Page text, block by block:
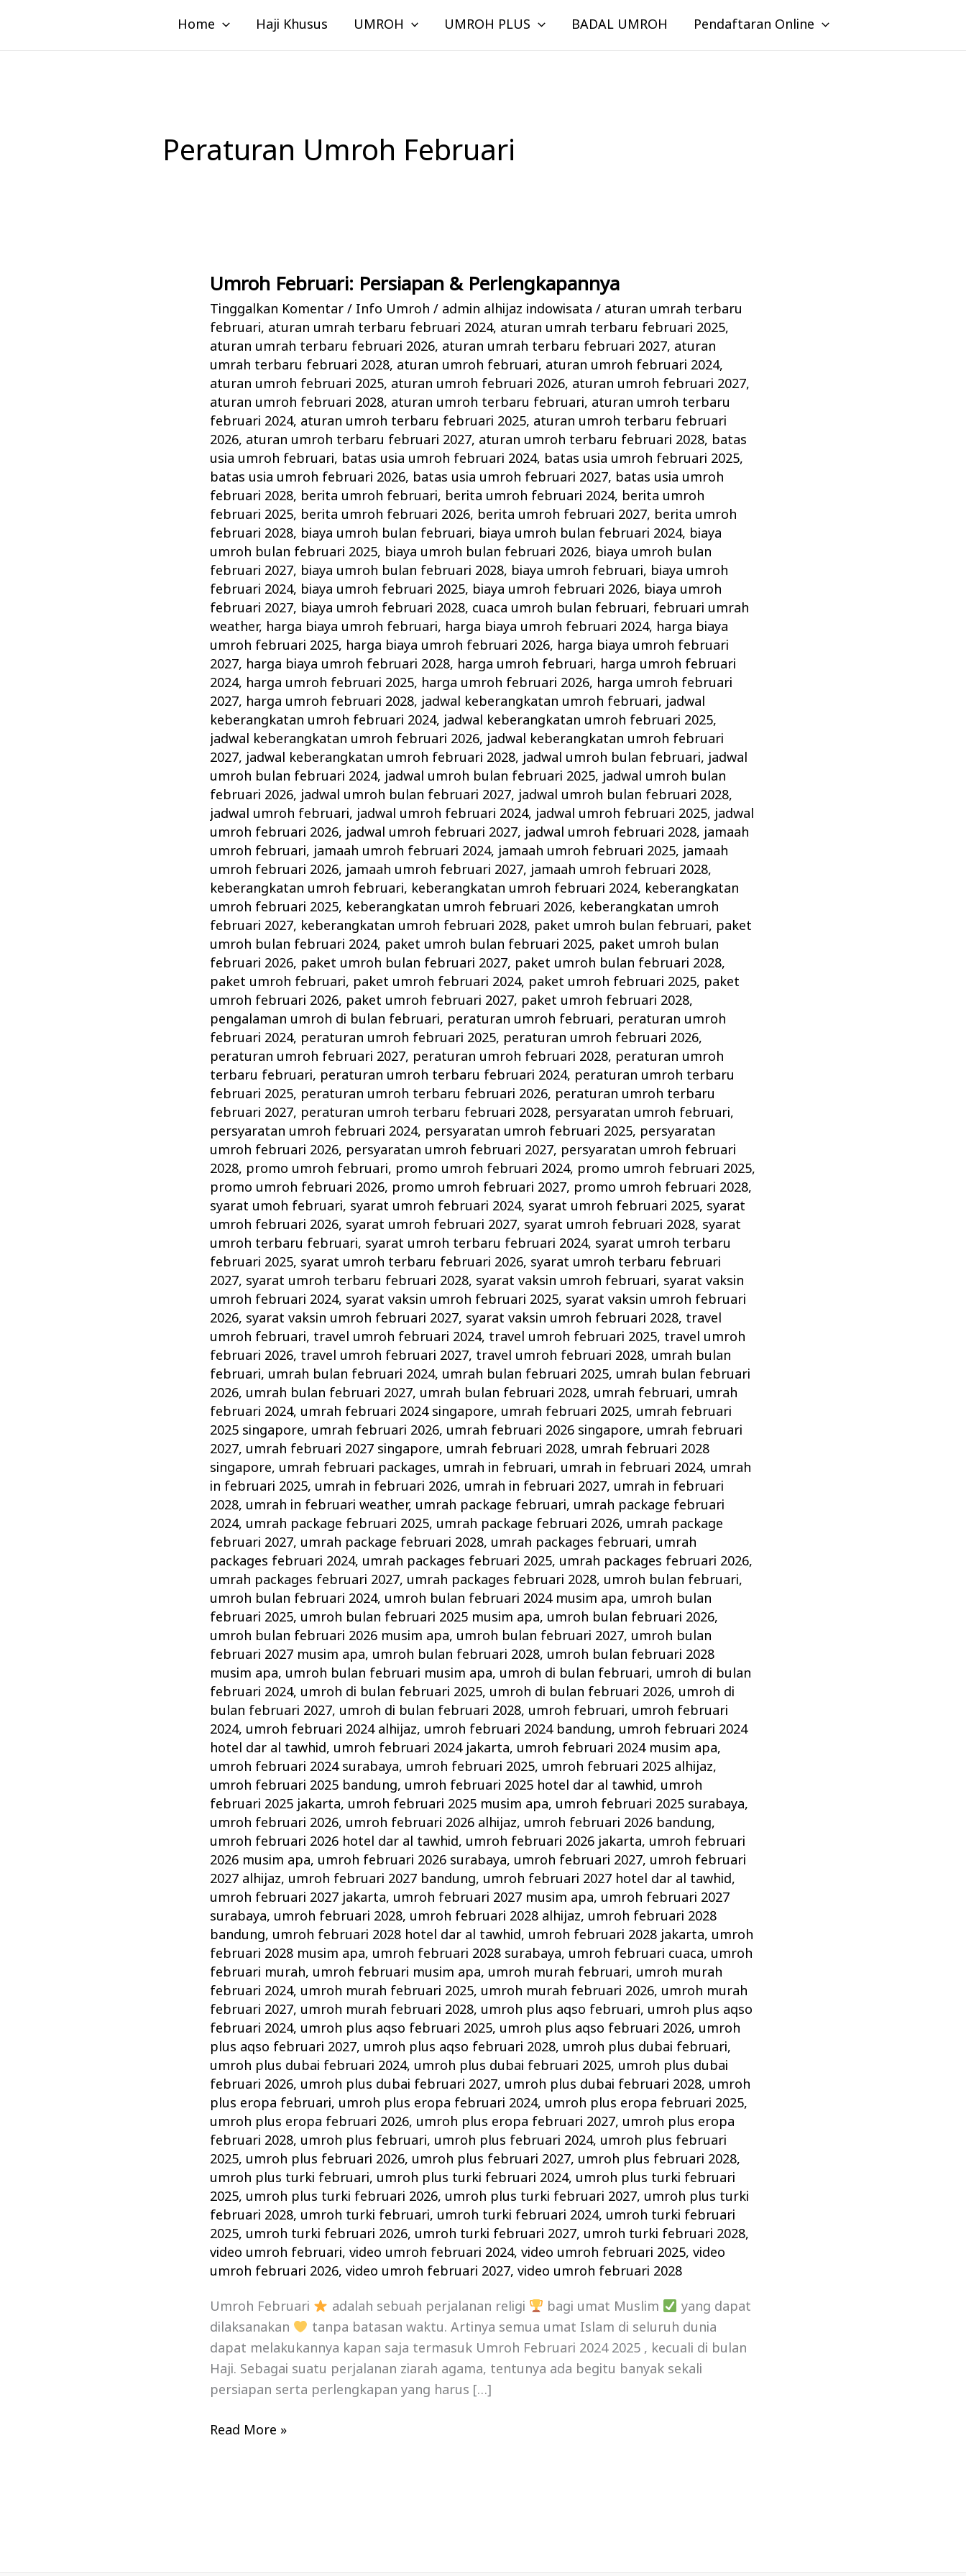
konten
Home Haji Khusus UMROH UMROH PLUS BADAL UMROH Pendaftaran Online
Peraturan Umroh Februari
Umroh Februari: Persiapan & Perlengkapannya
Tinggalkan Komentar / Info Umroh / admin alhijaz indowisata/ aturan umrah terbaru
februari, aturan umrah terbaru februari 2024, aturan umrah terbaru februari 2025,
aturan umrah terbaru februari 2026, aturan umrah terbaru februari 2027, aturan
umrah terbaru februari 2028, aturan umroh februari, aturan umroh februari 2024,
aturan umroh februari 2025, aturan umroh februari 2026, aturan umroh februari 2027,
aturan umroh februari 2028, aturan umroh terbaru februari, aturan umroh terbaru
februari 2024, aturan umroh terbaru februari 2025, aturan umroh terbaru februari
2026, aturan umroh terbaru februari 2027, aturan umroh terbaru februari 2028, batas
usia umroh februari, batas usia umroh februari 2024, batas usia umroh februari 2025,
batas usia umroh februari 2026, batas usia umroh februari 2027, batas usia umroh
februari 2028, berita umroh februari, berita umroh februari 2024, berita umroh
februari 2025, berita umroh februari 2026, berita umroh februari 2027, berita umroh
februari 2028, biaya umroh bulan februari, biaya umroh bulan februari 2024, biaya
umroh bulan februari 2025, biaya umroh bulan februari 2026, biaya umroh bulan
februari 2027, biaya umroh bulan februari 2028, biaya umroh februari, biaya umroh
februari 2024, biaya umroh februari 2025, biaya umroh februari 2026, biaya umroh
februari 2027, biaya umroh februari 2028, cuaca umroh bulan februari, februari umrah
weather, harga biaya umroh februari, harga biaya umroh februari 2024, harga biaya
umroh februari 2025, harga biaya umroh februari 2026, harga biaya umroh februari
2027, harga biaya umroh februari 2028, harga umroh februari, harga umroh februari
2024, harga umroh februari 2025, harga umroh februari 2026, harga umroh februari
2027, harga umroh februari 2028, jadwal keberangkatan umroh februari, jadwal
keberangkatan umroh februari 2024, jadwal keberangkatan umroh februari 2025,
jadwal keberangkatan umroh februari 2026, jadwal keberangkatan umroh februari
2027, jadwal keberangkatan umroh februari 2028, jadwal umroh bulan februari, jadwal
umroh bulan februari 2024, jadwal umroh bulan februari 2025, jadwal umroh bulan
februari 2026, jadwal umroh bulan februari 2027, jadwal umroh bulan februari 2028,
jadwal umroh februari, jadwal umroh februari 2024, jadwal umroh februari 2025, jadwal
umroh februari 2026, jadwal umroh februari 2027, jadwal umroh februari 2028, jamaah
umroh februari, jamaah umroh februari 2024, jamaah umroh februari 2025, jamaah
umroh februari 2026, jamaah umroh februari 2027, jamaah umroh februari 2028,
keberangkatan umroh februari, keberangkatan umroh februari 2024, keberangkatan
umroh februari 2025, keberangkatan umroh februari 2026, keberangkatan umroh
februari 2027, keberangkatan umroh februari 2028, paket umroh bulan februari, paket
umroh bulan februari 2024, paket umroh bulan februari 2025, paket umroh bulan
februari 2026, paket umroh bulan februari 2027, paket umroh bulan februari 2028,
paket umroh februari, paket umroh februari 2024, paket umroh februari 2025, paket
umroh februari 2026, paket umroh februari 2027, paket umroh februari 2028,
pengalaman umroh di bulan februari, peraturan umroh februari, peraturan umroh
februari 2024, peraturan umroh februari 2025, peraturan umroh februari 2026,
peraturan umroh februari 2027, peraturan umroh februari 2028, peraturan umroh
terbaru februari, peraturan umroh terbaru februari 2024, peraturan umroh terbaru
februari 2025, peraturan umroh terbaru februari 2026, peraturan umroh terbaru
februari 2027, peraturan umroh terbaru februari 2028, persyaratan umroh februari,
persyaratan umroh februari 2024, persyaratan umroh februari 2025, persyaratan
umroh februari 2026, persyaratan umroh februari 2027, persyaratan umroh februari
2028, promo umroh februari, promo umroh februari 2024, promo umroh februari 2025,
promo umroh februari 2026, promo umroh februari 2027, promo umroh februari 2028,
syarat umoh februari, syarat umroh februari 2024, syarat umroh februari 2025, syarat
umroh februari 2026, syarat umroh februari 2027, syarat umroh februari 2028, syarat
umroh terbaru februari, syarat umroh terbaru februari 2024, syarat umroh terbaru
februari 2025, syarat umroh terbaru februari 2026, syarat umroh terbaru februari
2027, syarat umroh terbaru februari 2028, syarat vaksin umroh februari, syarat vaksin
umroh februari 2024, syarat vaksin umroh februari 2025, syarat vaksin umroh februari
2026, syarat vaksin umroh februari 2027, syarat vaksin umroh februari 2028, travel
umroh februari, travel umroh februari 2024, travel umroh februari 2025, travel umroh
februari 2026, travel umroh februari 2027, travel umroh februari 2028, umrah bulan
februari, umrah bulan februari 2024, umrah bulan februari 2025, umrah bulan februari
2026, umrah bulan februari 2027, umrah bulan februari 2028, umrah februari, umrah
februari 2024, umrah februari 2024 singapore, umrah februari 2025, umrah februari
2025 singapore, umrah februari 2026, umrah februari 2026 singapore, umrah februari
2027, umrah februari 2027 singapore, umrah februari 2028, umrah februari 2028
singapore, umrah februari packages, umrah in februari, umrah in februari 2024, umrah
in februari 2025, umrah in februari 2026, umrah in februari 2027, umrah in februari
2028, umrah in februari weather, umrah package februari, umrah package februari
2024, umrah package februari 2025, umrah package februari 2026, umrah package
februari 2027, umrah package februari 2028, umrah packages februari, umrah
packages februari 2024, umrah packages februari 2025, umrah packages februari 2026,
umrah packages februari 2027, umrah packages februari 2028, umroh bulan februari,
umroh bulan februari 2024, umroh bulan februari 2024 musim apa, umroh bulan
februari 2025, umroh bulan februari 2025 musim apa, umroh bulan februari 2026,
umroh bulan februari 2026 musim apa, umroh bulan februari 2027, umroh bulan
februari 2027 musim apa, umroh bulan februari 2028, umroh bulan februari 2028
musim apa, umroh bulan februari musim apa, umroh di bulan februari, umroh di bulan
februari 2024, umroh di bulan februari 2025, umroh di bulan februari 2026, umroh di
bulan februari 2027, umroh di bulan februari 2028, umroh februari, umroh februari
2024, umroh februari 2024 alhijaz, umroh februari 2024 bandung, umroh februari 2024
hotel dar al tawhid, umroh februari 2024 jakarta, umroh februari 2024 musim apa,
umroh februari 2024 surabaya, umroh februari 2025, umroh februari 2025 alhijaz,
umroh februari 2025 bandung, umroh februari 2025 hotel dar al tawhid, umroh
februari 2025 jakarta, umroh februari 2025 musim apa, umroh februari 2025 surabaya,
umroh februari 2026, umroh februari 2026 alhijaz, umroh februari 2026 bandung,
umroh februari 2026 hotel dar al tawhid, umroh februari 2026 jakarta, umroh februari
2026 musim apa, umroh februari 2026 surabaya, umroh februari 2027, umroh februari
2027 alhijaz, umroh februari 2027 bandung, umroh februari 2027 hotel dar al tawhid,
umroh februari 2027 jakarta, umroh februari 2027 musim apa, umroh februari 2027
surabaya, umroh februari 2028, umroh februari 2028 alhijaz, umroh februari 2028
bandung, umroh februari 2028 hotel dar al tawhid, umroh februari 2028 jakarta, umroh
februari 2028 musim apa, umroh februari 2028 surabaya, umroh februari cuaca, umroh
februari murah, umroh februari musim apa, umroh murah februari, umroh murah
februari 2024, umroh murah februari 2025, umroh murah februari 2026, umroh murah
februari 2027, umroh murah februari 2028, umroh plus aqso februari, umroh plus aqso
februari 2024, umroh plus aqso februari 2025, umroh plus aqso februari 2026, umroh
plus aqso februari 2027, umroh plus aqso februari 2028, umroh plus dubai februari,
umroh plus dubai februari 2024, umroh plus dubai februari 2025, umroh plus dubai
februari 2026, umroh plus dubai februari 2027, umroh plus dubai februari 2028, umroh
plus eropa februari, umroh plus eropa februari 2024, umroh plus eropa februari 2025,
umroh plus eropa februari 2026, umroh plus eropa februari 2027, umroh plus eropa
februari 2028, umroh plus februari, umroh plus februari 2024, umroh plus februari
2025, umroh plus februari 2026, umroh plus februari 2027, umroh plus februari 2028,
umroh plus turki februari, umroh plus turki februari 2024, umroh plus turki februari
2025, umroh plus turki februari 2026, umroh plus turki februari 2027, umroh plus turki
februari 2028, umroh turki februari, umroh turki februari 2024, umroh turki februari
2025, umroh turki februari 2026, umroh turki februari 2027, umroh turki februari 2028,
video umroh februari,video umroh februari 2024,video umroh februari 2025,video
umroh februari 2026,video umroh februari 2027,video umroh februari 2028
Umroh Februari adalah sebuah perjalanan religi bagi umat Muslim
yang dapat
dilaksanakan
tanpa batasan waktu. Artinya semua umat Islam di seluruh dunia
dapat melakukannya kapan saja termasuk Umroh Februari 2024 2025 , kecuali di bulan
Haji. Sebagai suatu perjalanan ziarah agama, tentunya ada begitu banyak sekali
persiapan serta perlengkapan yang harus […]
Umroh
Februari:
Persiapan
&
Perlengkapannya
Read More »